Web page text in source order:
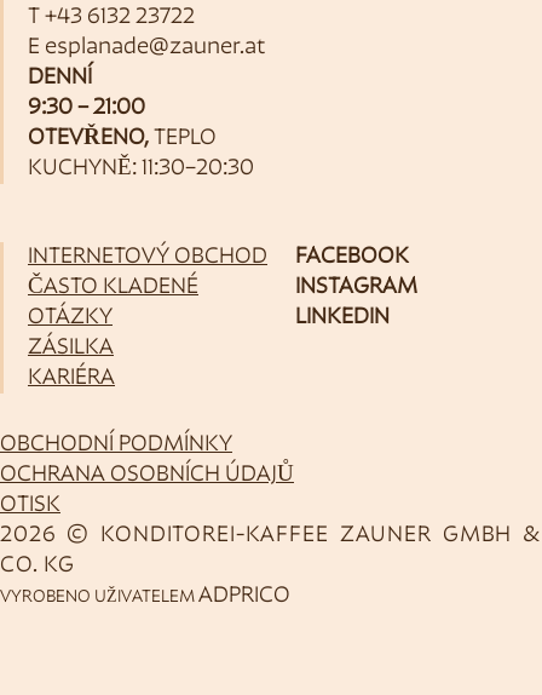
T +43 6132 23722
E esplanade@zauner.at
DENNÍ
9:30 – 21:00
OTEVŘENO, TEPLO
KUCHYNĚ: 11:30–20:30
INTERNETOVÝ OBCHOD
ČASTO KLADENÉ
OTÁZKY
ZÁSILKA
KARIÉRA
FACEBOOK
INSTAGRAM
LINKEDIN
2026 © KONDITOREI-KAFFEE ZAUNER GMBH &
CO. KG
OBCHODNÍ PODMÍNKY
OCHRANA OSOBNÍCH ÚDAJŮ
OTISK
VYROBENO UŽIVATELEM ADPRICO